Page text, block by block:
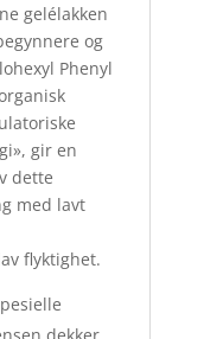
gelélakken
og
Phenyl
gir en
dette
med lavt
flyktighet.